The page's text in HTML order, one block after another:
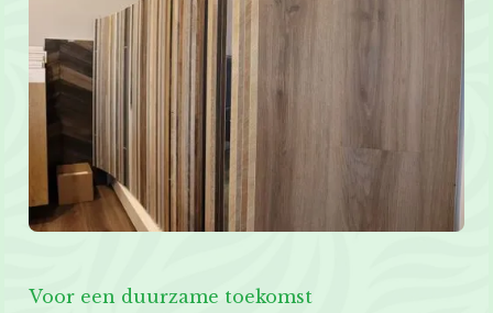
Voor een duurzame toekomst